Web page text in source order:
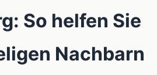
So helfen Sie
Nachbarn